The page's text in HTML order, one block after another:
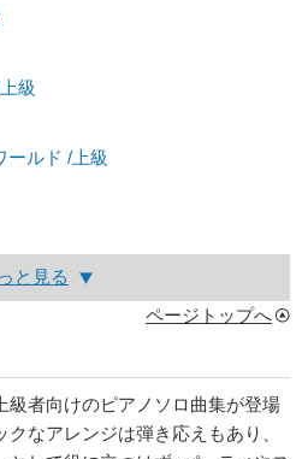
級
ールド /上級
と見る
ページトップへ
級者向けのピアノソロ曲集が登場
なアレンジは弾き応えもあり、